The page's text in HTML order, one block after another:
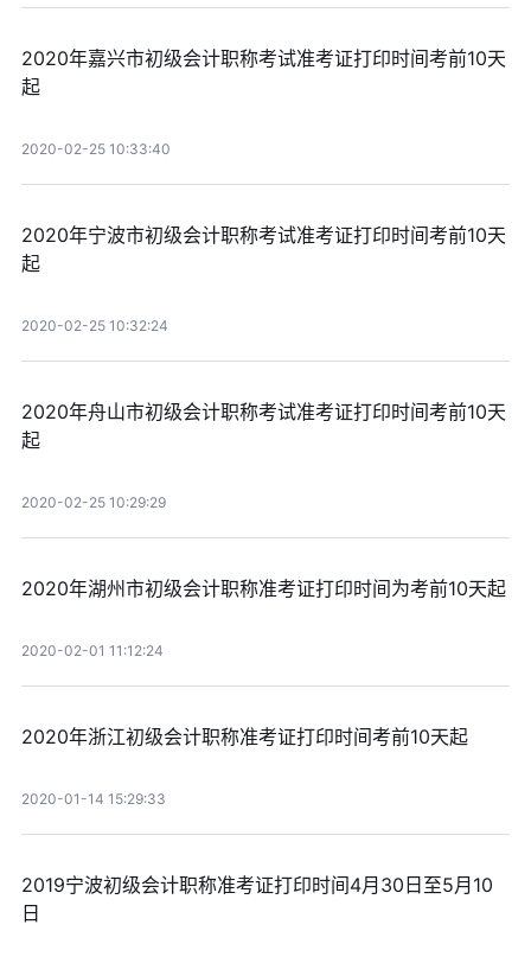
2020年嘉兴市初级会计职称考试准考证打印时间考前10天
起
2020-02-25 10:33:40
2020年宁波市初级会计职称考试准考证打印时间考前10天
起
2020-02-25 10:32:24
2020年舟山市初级会计职称考试准考证打印时间考前10天
起
2020-02-25 10:29:29
2020年湖州市初级会计职称准考证打印时间为考前10天起
2020-02-01 11:12:24
2020年浙江初级会计职称准考证打印时间考前10天起
2020-01-14 15:29:33
2019宁波初级会计职称准考证打印时间4月30日至5月10
日